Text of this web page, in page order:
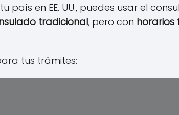
en EE. UU., puedes usar el
tradicional, pero con horarios
tus trámites: